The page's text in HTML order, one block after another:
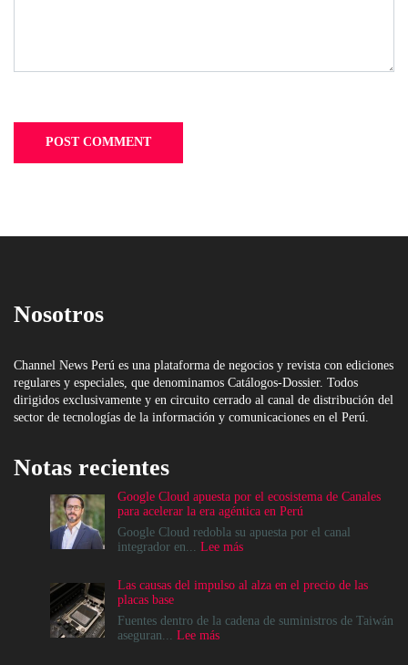
Nosotros
Channel News Perú es una plataforma de negocios y revista con ediciones
regulares y especiales, que denominamos Catálogos-Dossier. Todos
dirigidos exclusivamente y en circuito cerrado al canal de distribución del
sector de tecnologías de la información y comunicaciones en el Perú.
Notas recientes
Google Cloud apuesta por el ecosistema de Canales
para acelerar la era agéntica en Perú
Google Cloud redobla su apuesta por el canal
integrador en... Lee más:
apuesta
el
Las causas del impulso al alza en el precio de las
placas base
Fuentes dentro de la cadena de suministros de Taiwán
aseguran... Lee más: